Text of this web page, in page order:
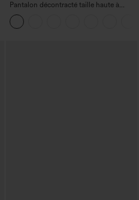
Pantalon décontracté taille haute à
cordon, coupe large en mélange de lin,
avec poches